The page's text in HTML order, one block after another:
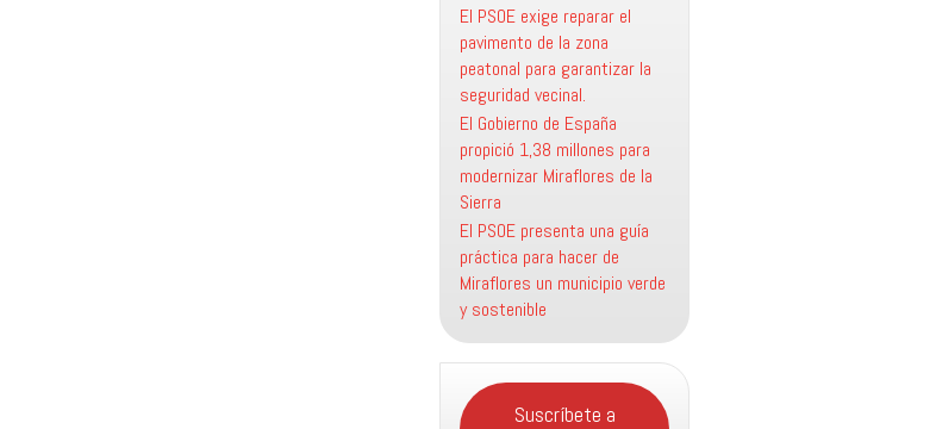
El PSOE exige reparar el
pavimento de la zona
peatonal para garantizar la
seguridad vecinal.
El Gobierno de España
propició 1,38 millones para
modernizar Miraflores de la
Sierra
El PSOE presenta una guía
práctica para hacer de
Miraflores un municipio verde
y sostenible
Suscríbete a